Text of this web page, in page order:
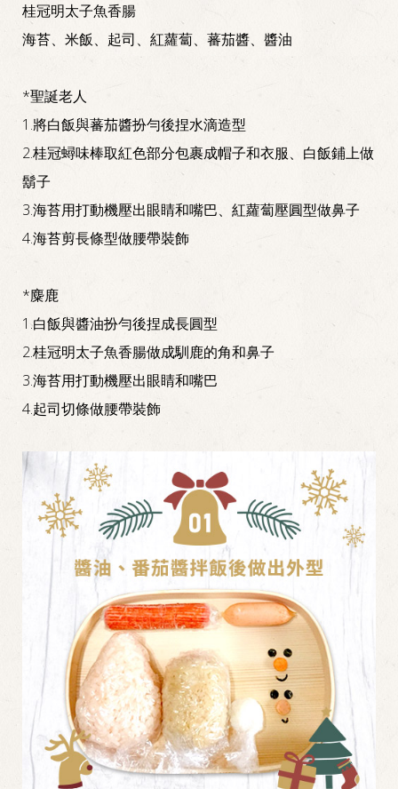
桂冠明太子魚香腸
海苔、米飯、起司、紅蘿蔔、蕃茄醬、醬油
*聖誕老人
1.將白飯與蕃茄醬扮勻後捏水滴造型
2.桂冠蟳味棒取紅色部分包裹成帽子和衣服、白飯鋪上做
鬍子
3.海苔用打動機壓出眼睛和嘴巴、紅蘿蔔壓圓型做鼻子
4.海苔剪長條型做腰帶裝飾
*麋鹿
1.白飯與醬油扮勻後捏成長圓型
2.桂冠明太子魚香腸做成馴鹿的角和鼻子
3.海苔用打動機壓出眼睛和嘴巴
4.起司切條做腰帶裝飾